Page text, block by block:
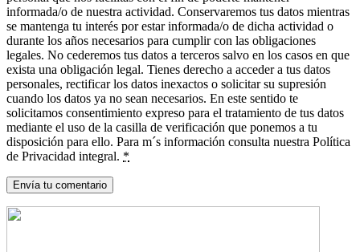
informada/o de nuestra actividad. Conservaremos tus datos mientras
se mantenga tu interés por estar informada/o de dicha actividad o
durante los años necesarios para cumplir con las obligaciones
legales. No cederemos tus datos a terceros salvo en los casos en que
exista una obligación legal. Tienes derecho a acceder a tus datos
personales, rectificar los datos inexactos o solicitar su supresión
cuando los datos ya no sean necesarios. En este sentido te
solicitamos consentimiento expreso para el tratamiento de tus datos
mediante el uso de la casilla de verificación que ponemos a tu
disposición para ello. Para m´s información consulta nuestra Política
de Privacidad integral. *